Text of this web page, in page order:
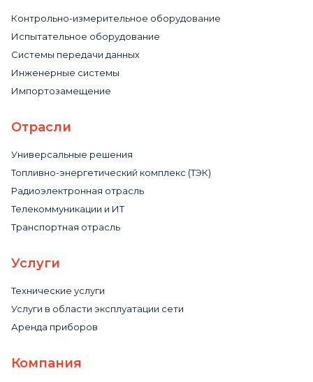
Контрольно-измерительное оборудование
Испытательное оборудование
Системы передачи данных
Инженерные системы
Импортозамещение
Отрасли
Универсальные решения
Топливно-энергетический комплекс (ТЭК)
Радиоэлектронная отрасль
Телекоммуникации и ИТ
Транспортная отрасль
Услуги
Технические услуги
Услуги в области эксплуатации сети
Аренда приборов
Компания